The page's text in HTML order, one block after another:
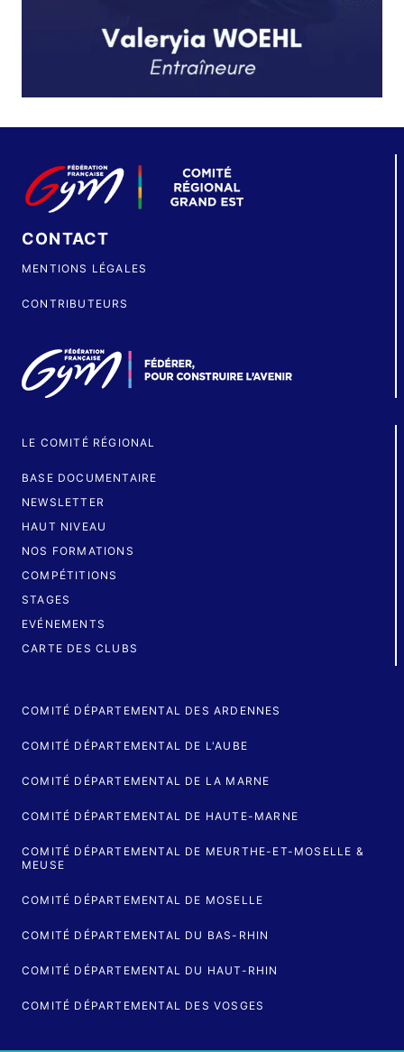
CONTACT
MENTIONS LÉGALES
CONTRIBUTEURS
LE COMITÉ RÉGIONAL
BASE DOCUMENTAIRE
NEWSLETTER
HAUT NIVEAU
NOS FORMATIONS
COMPÉTITIONS
STAGES
EVÉNEMENTS
CARTE DES CLUBS
COMITÉ DÉPARTEMENTAL DES ARDENNES
COMITÉ DÉPARTEMENTAL DE L'AUBE
COMITÉ DÉPARTEMENTAL DE LA MARNE
COMITÉ DÉPARTEMENTAL DE HAUTE-MARNE
COMITÉ DÉPARTEMENTAL DE MEURTHE-ET-MOSELLE &
MEUSE
COMITÉ DÉPARTEMENTAL DE MOSELLE
COMITÉ DÉPARTEMENTAL DU BAS-RHIN
COMITÉ DÉPARTEMENTAL DU HAUT-RHIN
COMITÉ DÉPARTEMENTAL DES VOSGES